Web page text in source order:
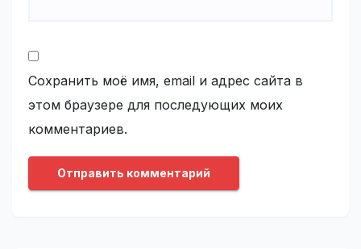
Сохранить моё имя, email и адрес сайта в
этом браузере для последующих моих
комментариев.